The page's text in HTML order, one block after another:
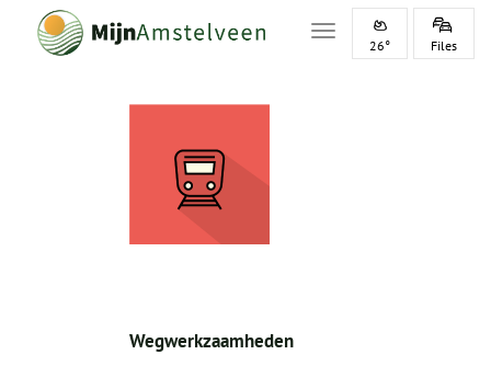
Toggle navigation
26° Files
Wegwerkzaamheden